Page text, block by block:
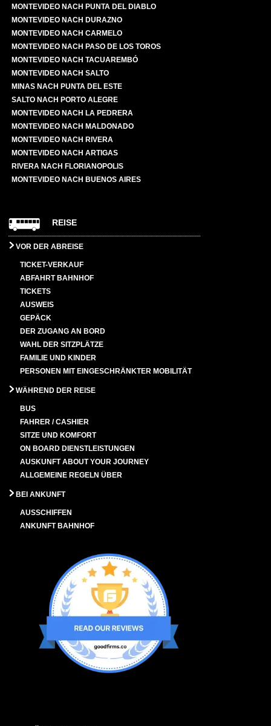
MONTEVIDEO NACH PUNTA DEL DIABLO
MONTEVIDEO NACH DURAZNO
MONTEVIDEO NACH CARMELO
MONTEVIDEO NACH PASO DE LOS TOROS
MONTEVIDEO NACH TACUAREMBÓ
MONTEVIDEO NACH SALTO
MINAS NACH PUNTA DEL ESTE
SALTO NACH PORTO ALEGRE
MONTEVIDEO NACH LA PEDRERA
MONTEVIDEO NACH MALDONADO
MONTEVIDEO NACH RIVERA
MONTEVIDEO NACH ARTIGAS
RIVERA NACH FLORIANOPOLIS
MONTEVIDEO NACH BUENOS AIRES
REISE
VOR DER ABREISE
TICKET-VERKAUF
ABFAHRT BAHNHOF
TICKETS
AUSWEIS
GEPÄCK
DER ZUGANG AN BORD
WAHL DER SITZPLÄTZE
FAMILIE UND KINDER
PERSONEN MIT EINGESCHRÄNKTER MOBILITÄT
WÄHREND DER REISE
BUS
FAHRER / CASHIER
SITZE UND KOMFORT
ON BOARD DIENSTLEISTUNGEN
AUSKUNFT ABOUT YOUR JOURNEY
ALLGEMEINE REGELN ÜBER
BEI ANKUNFT
AUSSCHIFFEN
ANKUNFT BAHNHOF